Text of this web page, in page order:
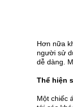
Hơn nữa
người sử
dễ dàng.
Thể hiện
Một chiếc